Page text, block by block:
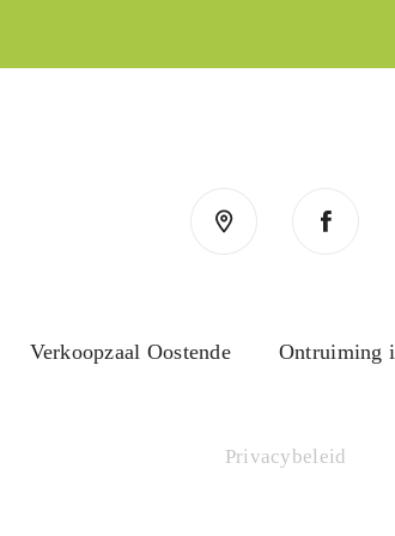
Verkoopzaal Oostende Ontruiming
Privacybeleid